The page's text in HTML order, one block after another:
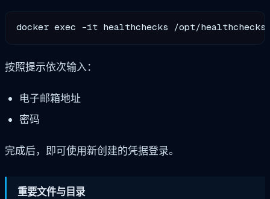
按照提示依次输入：
电子邮箱地址
密码
完成后，即可使用新创建的凭据登录。
重要文件与目录